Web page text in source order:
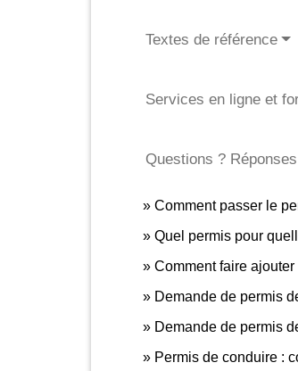
Textes de référence
Services en ligne et
Questions ?
Comment passer le
Quel permis pour
Comment faire
Demande de permis
Demande de permis
Permis de conduire :